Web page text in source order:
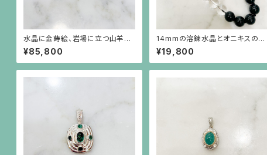
水晶に金蒔絵、岩場に立つ山羊と
アーカンサス模様のフレームの丸
いイヤリング
¥85,800
14mmの溶錬水晶とオニキスのネ
ックレス
¥19,800